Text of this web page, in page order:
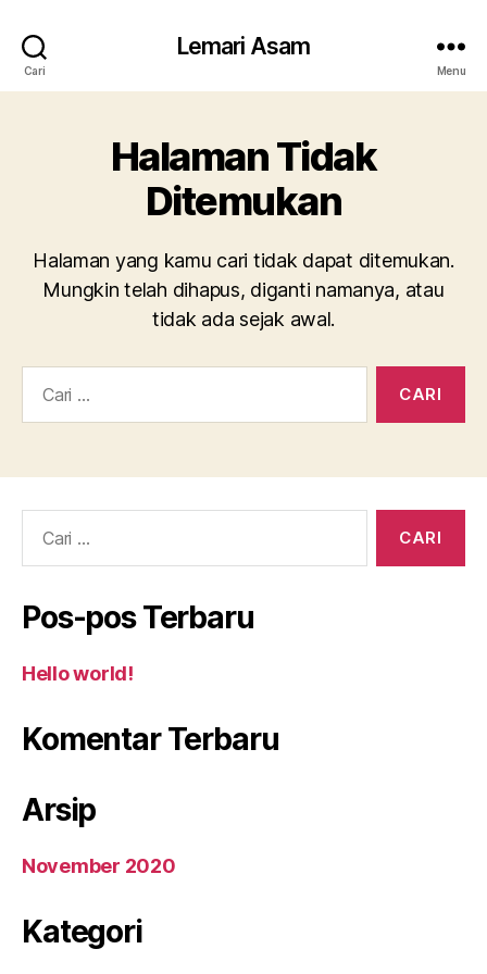
Cari
Lemari Asam
Menu
Halaman Tidak
Ditemukan
Halaman yang kamu cari tidak dapat ditemukan.
Mungkin telah dihapus, diganti namanya, atau
tidak ada sejak awal.
Pos-pos Terbaru
Hello world!
Komentar Terbaru
Arsip
November 2020
Kategori